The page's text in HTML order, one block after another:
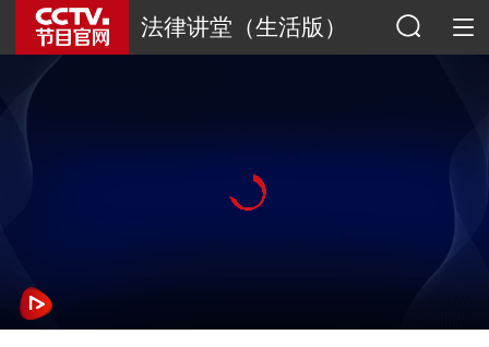
法律讲堂（生活版）